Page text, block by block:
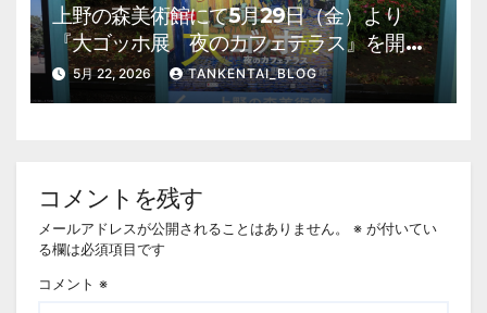
上野の森美術館にて5月29日（金）より
『大ゴッホ展 夜のカフェテラス』を開
催。 上野公園 美術館・博物館 混雑情
報他
5月 22, 2026 TANKENTAI_BLOG
コメントを残す
メールアドレスが公開されることはありません。 ※ が付いてい
る欄は必須項目です
コメント ※